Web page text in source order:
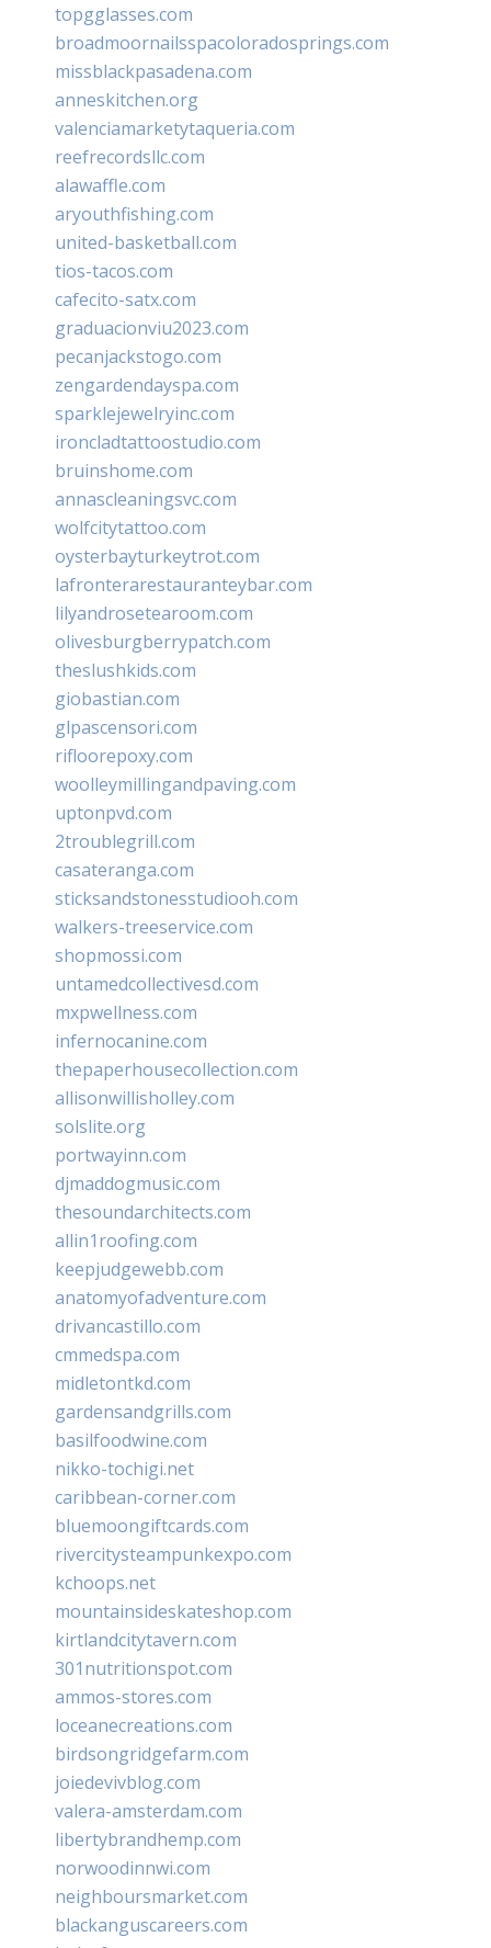
topgglasses.com
broadmoornailsspacoloradosprings.com
missblackpasadena.com
anneskitchen.org
valenciamarketytaqueria.com
reefrecordsllc.com
alawaffle.com
aryouthfishing.com
united-basketball.com
tios-tacos.com
cafecito-satx.com
graduacionviu2023.com
pecanjackstogo.com
zengardendayspa.com
sparklejewelryinc.com
ironcladtattoostudio.com
bruinshome.com
annascleaningsvc.com
wolfcitytattoo.com
oysterbayturkeytrot.com
lafronterarestauranteybar.com
lilyandrosetearoom.com
olivesburgberrypatch.com
theslushkids.com
giobastian.com
glpascensori.com
rifloorepoxy.com
woolleymillingandpaving.com
uptonpvd.com
2troublegrill.com
casateranga.com
sticksandstonesstudiooh.com
walkers-treeservice.com
shopmossi.com
untamedcollectivesd.com
mxpwellness.com
infernocanine.com
thepaperhousecollection.com
allisonwillisholley.com
solslite.org
portwayinn.com
djmaddogmusic.com
thesoundarchitects.com
allin1roofing.com
keepjudgewebb.com
anatomyofadventure.com
drivancastillo.com
cmmedspa.com
midletontkd.com
gardensandgrills.com
basilfoodwine.com
nikko-tochigi.net
caribbean-corner.com
bluemoongiftcards.com
rivercitysteampunkexpo.com
kchoops.net
mountainsideskateshop.com
kirtlandcitytavern.com
301nutritionspot.com
ammos-stores.com
loceanecreations.com
birdsongridgefarm.com
joiedevivblog.com
valera-amsterdam.com
libertybrandhemp.com
norwoodinnwi.com
neighboursmarket.com
blackanguscareers.com